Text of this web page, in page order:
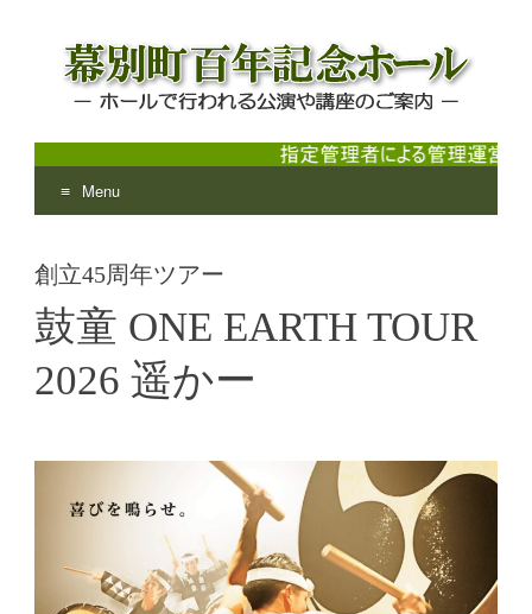
幕別町百年記念ホール
ホールで行われる公演や講座のご案内
Menu
to
content
創立45周年ツアー
鼓童 ONE EARTH TOUR
2026 遥かー